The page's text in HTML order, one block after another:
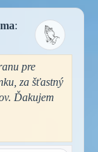
:
pre
za šťastný
Ďakujem